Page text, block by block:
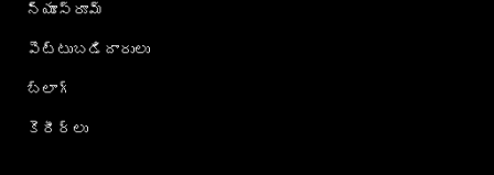
న్యూస్‌రూమ్
పెట్టుబడిదారులు
బ్లాగ్
కెరీర్‌లు